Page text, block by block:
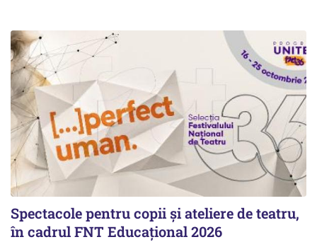
Spectacole pentru copii și ateliere de teatru,
în cadrul FNT Educațional 2026